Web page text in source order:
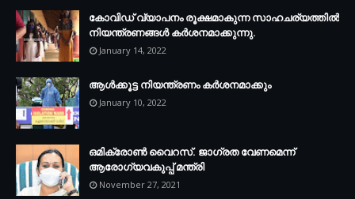
കോവിഡ് വ്യാപനം രൂക്ഷമാകുന്ന സാഹചര്യത്തില്‍
നിയന്ത്രണങ്ങള്‍ കര്‍ശനമാക്കുന്നു.
January 14, 2022
ആള്‍ക്കൂട്ട നിയന്ത്രണം കര്‍ശനമാക്കും
January 10, 2022
ഒമിക്രോണ്‍ വൈറസ്. ജാഗ്രത വേണമെന്ന്
ആരോഗ്യവകുപ്പ് മന്ത്രി
November 27, 2021